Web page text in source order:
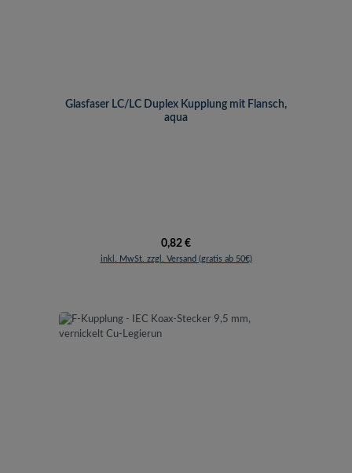
Glasfaser LC/LC Duplex Kupplung mit Flansch,
aqua
Regulärer Preis:
0,82 €
inkl. MwSt. zzgl. Versand (gratis ab 50€)